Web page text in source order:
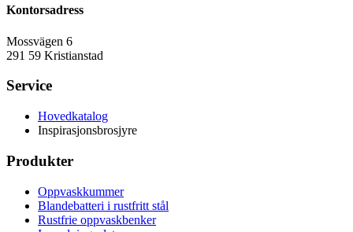
Kontorsadress
Mossvägen 6
291 59 Kristianstad
Service
Hovedkatalog
Inspirasjonsbrosjyre
Produkter
Oppvaskkummer
Blandebatteri i rustfritt stål
Rustfrie oppvaskbenker